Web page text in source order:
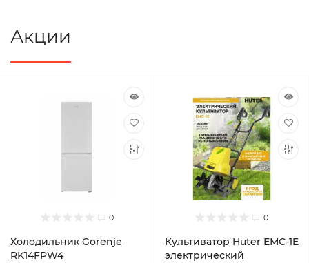
Акции
0
Холодильник Gorenje
RK14FPW4
0
Культиватор Huter ЕМС-1E
электрический